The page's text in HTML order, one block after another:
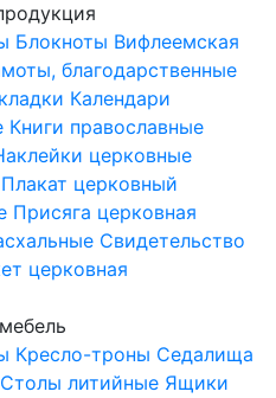
Блокноты Вифлеемская
благодарственные
Календари
Книги православные
церковные
Плакат церковный
Присяга церковная
Свидетельство
церковная
Кресло-троны Седалища
Столы литийные Ящики